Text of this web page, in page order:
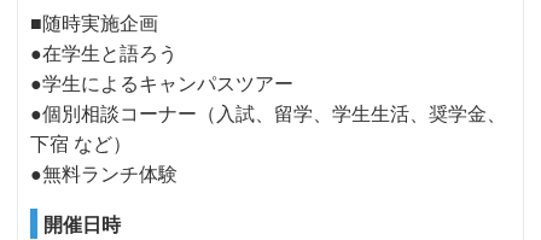
■随時実施企画
●在学生と語ろう
●学生によるキャンパスツアー
●個別相談コーナー（入試、留学、学生生活、奨学金、
下宿 など）
●無料ランチ体験
開催日時